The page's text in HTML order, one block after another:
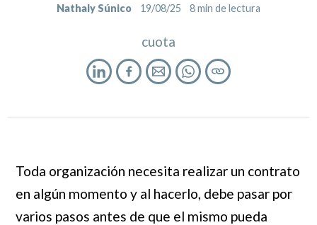
Nathaly Súnico 19/08/25 8min de lectura
cuota
Toda organización necesita realizar un contrato
en algún momento y al hacerlo, debe pasar por
varios pasos antes de que el mismo pueda